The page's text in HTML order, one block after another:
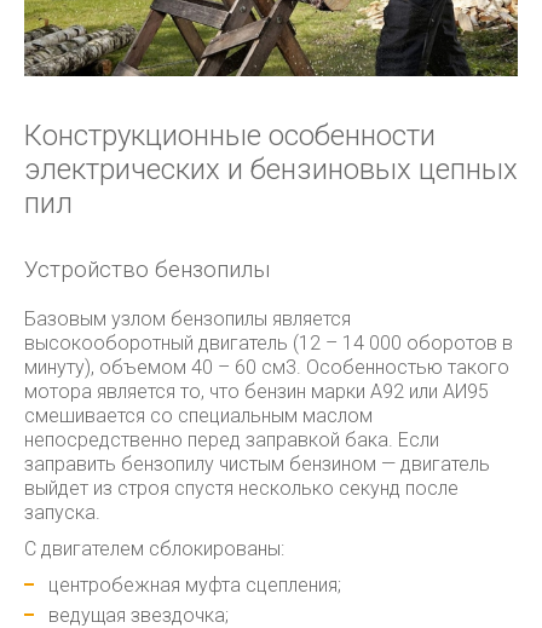
Конструкционные особенности
электрических и бензиновых цепных
пил
Устройство бензопилы
Базовым узлом бензопилы является
высокооборотный двигатель (12 – 14 000 оборотов в
минуту), объемом 40 – 60 см3. Особенностью такого
мотора является то, что бензин марки А92 или АИ95
смешивается со специальным маслом
непосредственно перед заправкой бака. Если
заправить бензопилу чистым бензином — двигатель
выйдет из строя спустя несколько секунд после
запуска.
С двигателем сблокированы:
центробежная муфта сцепления;
ведущая звездочка;